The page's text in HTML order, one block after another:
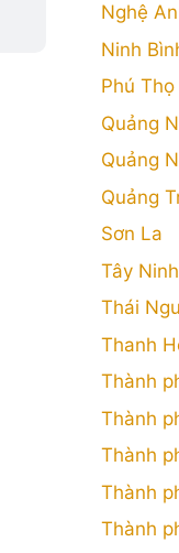
Nghệ An
Ninh
Phú Thọ
Quảng
Quảng
Quảng
Sơn La
Tây Ninh
Thái
Thanh
Thành
Thành
Thành
Thành
Thành